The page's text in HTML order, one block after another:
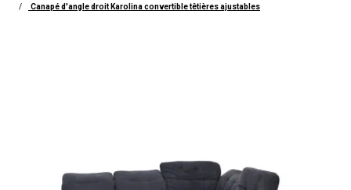
Canapé d'angle droit Karolina convertible têtières ajustables